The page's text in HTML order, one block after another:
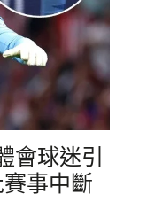
會球迷引
事中斷